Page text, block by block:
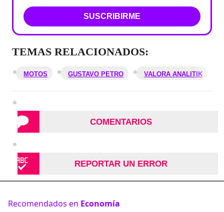
SUSCRIBIRME
TEMAS RELACIONADOS:
MOTOS GUSTAVO PETRO VALORA ANALITIK
COMENTARIOS
REPORTAR UN ERROR
Recomendados en Economía